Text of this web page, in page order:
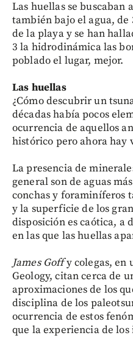
Las huellas se buscaban
también bajo el agua, de
de la playa y se han
3 la hidrodinámica las
poblado el lugar, mejor.
Las huellas
¿Cómo descubrir un
décadas había pocos
ocurrencia de aquellos
histórico pero ahora hay
La presencia de
general son de aguas
conchas y foraminíferos
y la superficie de los
disposición es caótica, a
en las que las huellas
James Goffy colegas, en
Geology, citan cerca de
aproximaciones de los
disciplina de los
ocurrencia de estos
que la experiencia de